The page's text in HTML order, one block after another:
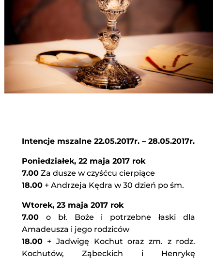
Intencje mszalne 22.05.2017r. – 28.05.2017r.
Poniedziałek, 22 maja 2017 rok
7.00Za dusze w czyśćcu cierpiące
18.00+ Andrzeja Kędra w 30 dzień po śm.
Wtorek, 23 maja 2017 rok
7.00o bł. Boże i potrzebne łaski dla
Amadeusza i jego rodziców
18.00+ Jadwigę Kochut oraz zm. z rodz.
Kochutów, Ząbeckich i Henrykę